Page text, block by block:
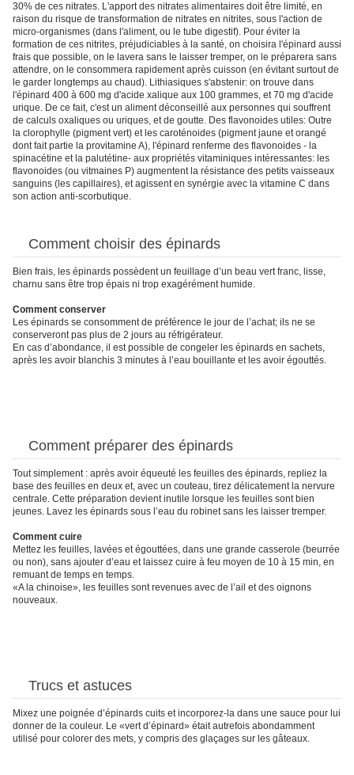
30% de ces nitrates. L'apport des nitrates alimentaires doit être limité, en
raison du risque de transformation de nitrates en nitrites, sous l'action de
micro-organismes (dans l'aliment, ou le tube digestif). Pour éviter la
formation de ces nitrites, préjudiciables à la santé, on choisira l'épinard aussi
frais que possible, on le lavera sans le laisser tremper, on le préparera sans
attendre, on le consommera rapidement après cuisson (en évitant surtout de
le garder longtemps au chaud). Lithiasiques s'abstenir: on trouve dans
l'épinard 400 à 600 mg d'acide xalique aux 100 grammes, et 70 mg d'acide
urique. De ce fait, c'est un aliment déconseillé aux personnes qui souffrent
de calculs oxaliques ou uriques, et de goutte. Des flavonoides utiles: Outre
la clorophylle (pigment vert) et les caroténoides (pigment jaune et orangé
dont fait partie la provitamine A), l'épinard renferme des flavonoides - la
spinacétine et la palutétine- aux propriétés vitaminiques intéressantes: les
flavonoides (ou vitmaines P) augmentent la résistance des petits vaisseaux
sanguins (les capillaires), et agissent en synérgie avec la vitamine C dans
son action anti-scorbutique.
Comment choisir des épinards
Bien frais, les épinards possèdent un feuillage d’un beau vert franc, lisse,
charnu sans être trop épais ni trop exagérément humide.
Comment conserver
Les épinards se consomment de préférence le jour de l’achat; ils ne se
conserveront pas plus de 2 jours au réfrigérateur.
En cas d’abondance, il est possible de congeler les épinards en sachets,
après les avoir blanchis 3 minutes à l’eau bouillante et les avoir égouttés.
Comment préparer des épinards
Tout simplement : après avoir équeuté les feuilles des épinards, repliez la
base des feuilles en deux et, avec un couteau, tirez délicatement la nervure
centrale. Cette préparation devient inutile lorsque les feuilles sont bien
jeunes. Lavez les épinards sous l’eau du robinet sans les laisser tremper.
Comment cuire
Mettez les feuilles, lavées et égouttées, dans une grande casserole (beurrée
ou non), sans ajouter d’eau et laissez cuire à feu moyen de 10 à 15 min, en
remuant de temps en temps.
«A la chinoise», les feuilles sont revenues avec de l’ail et des oignons
nouveaux.
Trucs et astuces
Mixez une poignée d’épinards cuits et incorporez-la dans une sauce pour lui
donner de la couleur. Le «vert d’épinard» était autrefois abondamment
utilisé pour colorer des mets, y compris des glaçages sur les gâteaux.